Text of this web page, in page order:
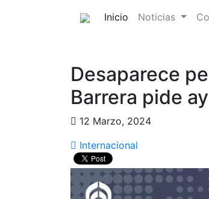
Inicio (current)
Noticias
Desaparece
Barrera pide
12 Marzo, 2024
Internacional